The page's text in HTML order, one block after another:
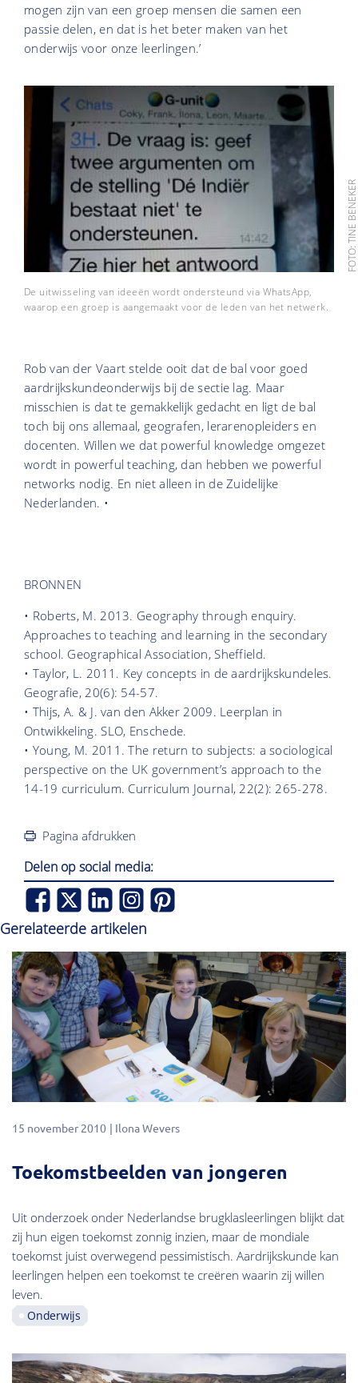
mogen zijn van een groep mensen die samen een
passie delen, en dat is het beter maken van het
onderwijs voor onze leerlingen.’
FOTO: TINE BENEKER
De uitwisseling van ideeën wordt ondersteund via WhatsApp,
waarop een groep is aangemaakt voor de leden van het netwerk.
Rob van der Vaart stelde ooit dat de bal voor goed
aardrijkskundeonderwijs bij de sectie lag. Maar
misschien is dat te gemakkelijk gedacht en ligt de bal
toch bij ons allemaal, geografen, lerarenopleiders en
docenten. Willen we dat powerful knowledge omgezet
wordt in powerful teaching, dan hebben we powerful
networks nodig. En niet alleen in de Zuidelijke
Nederlanden. •
BRONNEN
• Roberts, M. 2013. Geography through enquiry.
Approaches to teaching and learning in the secondary
school. Geographical Association, Sheffield.
• Taylor, L. 2011. Key concepts in de aardrijkskundeles.
Geografie, 20(6): 54-57.
• Thijs, A. & J. van den Akker 2009. Leerplan in
Ontwikkeling. SLO, Enschede.
• Young, M. 2011. The return to subjects: a sociological
perspective on the UK government’s approach to the
14-19 curriculum. Curriculum Journal, 22(2): 265-278.
Pagina afdrukken
Delen op social media:
Gerelateerde artikelen
15 november 2010 Ilona Wevers
Toekomstbeelden van jongeren
Uit onderzoek onder Nederlandse brugklasleerlingen blijkt dat
zij hun eigen toekomst zonnig inzien, maar de mondiale
toekomst juist overwegend pessimistisch. Aardrijkskunde kan
leerlingen helpen een toekomst te creëren waarin zij willen
leven.
Onderwijs